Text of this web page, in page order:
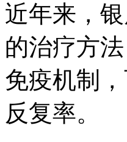
近年来，
的治疗方
免疫机制
反复率。